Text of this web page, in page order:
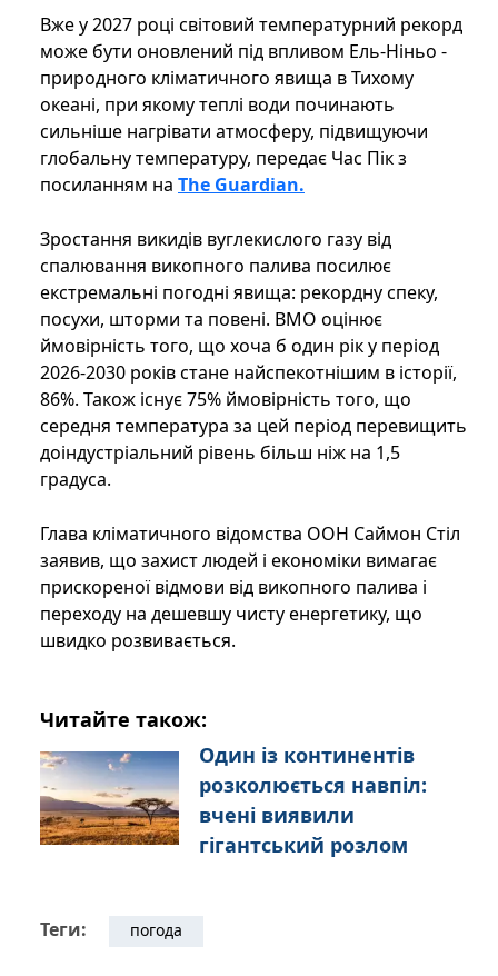
Вже у 2027 році світовий температурний рекорд
може бути оновлений під впливом Ель-Ніньо -
природного кліматичного явища в Тихому
океані, при якому теплі води починають
сильніше нагрівати атмосферу, підвищуючи
глобальну температуру, передає Час Пік з
посиланням на The Guardian.
Зростання викидів вуглекислого газу від
спалювання викопного палива посилює
екстремальні погодні явища: рекордну спеку,
посухи, шторми та повені. ВМО оцінює
ймовірність того, що хоча б один рік у період
2026-2030 років стане найспекотнішим в історії,
86%. Також існує 75% ймовірність того, що
середня температура за цей період перевищить
доіндустріальний рівень більш ніж на 1,5
градуса.
Глава кліматичного відомства ООН Саймон Стіл
заявив, що захист людей і економіки вимагає
прискореної відмови від викопного палива і
переходу на дешевшу чисту енергетику, що
швидко розвивається.
Читайте також:
Один із континентів
розколюється навпіл:
вчені виявили
гігантський розлом
Теги: погода